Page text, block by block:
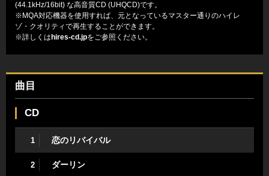
(44.1kHz/16bit) な高音質CD (UHQCD)です。
※MQA対応機器を使用すれば、元となっているマスター通りのハイレ
ゾ・クオリティで再生することができます。
※詳しくは hires-cd.jpをご参照ください。
曲目
CD
1 恋のリバイバル
2 ダーリン